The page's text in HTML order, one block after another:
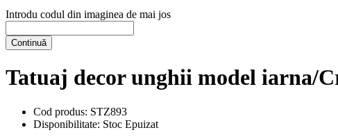
Introdu codul din imaginea de mai jos
Continuă
Tatuaj decor unghii model iarna/
Cod produs: STZ893
Disponibilitate: Stoc Epuizat